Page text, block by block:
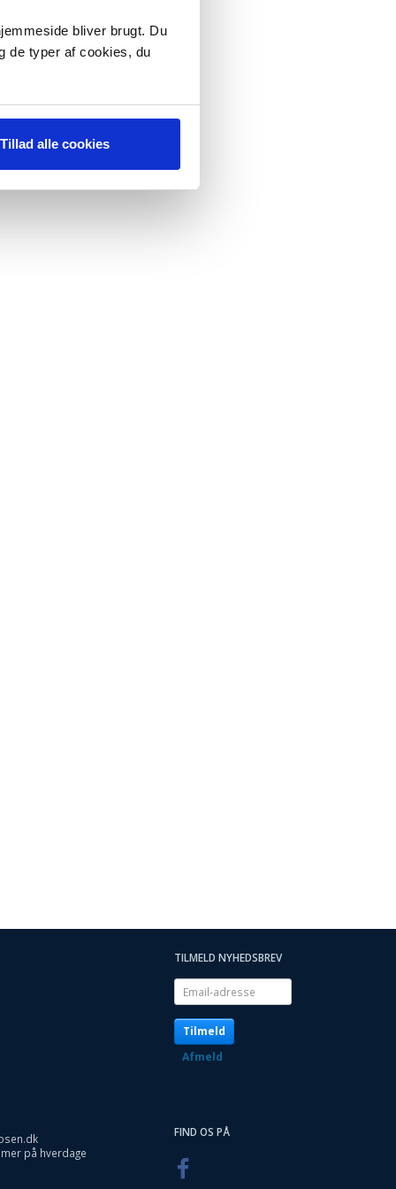
bliver brugt. Du
de typer af cookies, du
Tillad alle cookies
på hverdage
TILMELD NYHEDSBREV
Email-
adresse
Tilmeld
Afmeld
FIND OS PÅ